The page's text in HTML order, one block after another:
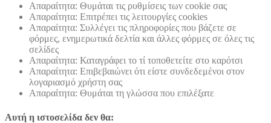
Απαραίτητα: Θυμάται τις ρυθμίσεις των cookie σας
Απαραίτητα: Επιτρέπει τις λειτουργίες cookies
Απαραίτητα: Συλλέγει τις πληροφορίες που βάζετε σε
φόρμες, ενημερωτικά δελτία και άλλες φόρμες σε όλες τις
σελίδες
Απαραίτητα: Καταγράφει το τί τοποθετείτε στο καρότσι
Απαραίτητα: Επιβεβαιώνει ότι είστε συνδεδεμένοι στον
λογαριασμό χρήστη σας
Απαραίτητα: Θυμάται τη γλώσσα που επιλέξατε
Αυτή η ιστοσελίδα δεν θα: